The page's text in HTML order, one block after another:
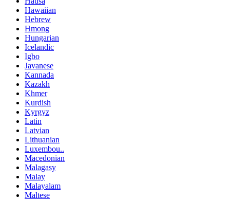
Hawaiian
Hebrew
Hmong
Hungarian
Icelandic
Igbo
Javanese
Kannada
Kazakh
Khmer
Kurdish
Kyrgyz
Latin
Latvian
Lithuanian
Luxembou..
Macedonian
Malagasy
Malay
Malayalam
Maltese